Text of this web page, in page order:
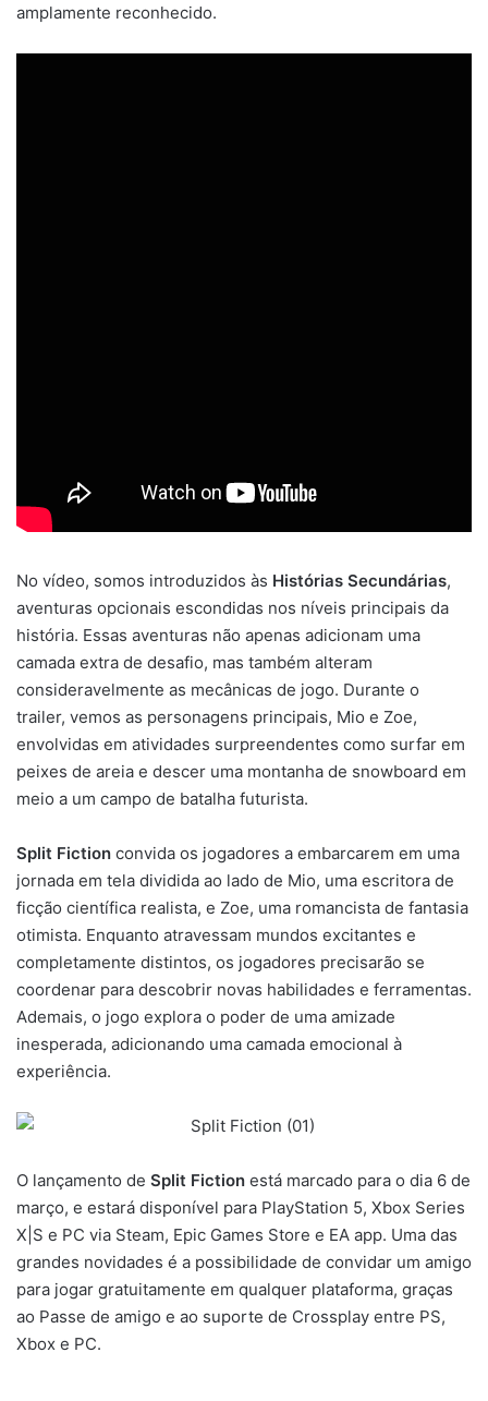
amplamente reconhecido.
No vídeo, somos introduzidos às Histórias Secundárias,
aventuras opcionais escondidas nos níveis principais da
história. Essas aventuras não apenas adicionam uma
camada extra de desafio, mas também alteram
consideravelmente as mecânicas de jogo. Durante o
trailer, vemos as personagens principais, Mio e Zoe,
envolvidas em atividades surpreendentes como surfar em
peixes de areia e descer uma montanha de snowboard em
meio a um campo de batalha futurista.
Split Fiction convida os jogadores a embarcarem em uma
jornada em tela dividida ao lado de Mio, uma escritora de
ficção científica realista, e Zoe, uma romancista de fantasia
otimista. Enquanto atravessam mundos excitantes e
completamente distintos, os jogadores precisarão se
coordenar para descobrir novas habilidades e ferramentas.
Ademais, o jogo explora o poder de uma amizade
inesperada, adicionando uma camada emocional à
experiência.
O lançamento de Split Fiction está marcado para o dia 6 de
março, e estará disponível para PlayStation 5, Xbox Series
X|S e PC via Steam, Epic Games Store e EA app. Uma das
grandes novidades é a possibilidade de convidar um amigo
para jogar gratuitamente em qualquer plataforma, graças
ao Passe de amigo e ao suporte de Crossplay entre PS,
Xbox e PC.